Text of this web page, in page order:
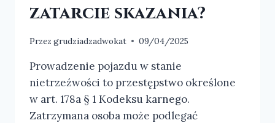
zatarcie skazania?
Przez grudziadzadwokat 09/04/2025
Prowadzenie pojazdu w stanie
nietrzeźwości to przestępstwo określone
w art. 178a § 1 Kodeksu karnego.
Zatrzymana osoba może podlegać